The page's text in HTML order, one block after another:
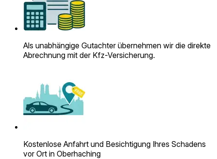
Als unabhängige Gutachter übernehmen wir die direkte
Abrechnung mit der Kfz-Versicherung.
Kostenlose Anfahrt und Besichtigung Ihres Schadens
vor Ort in Oberhaching